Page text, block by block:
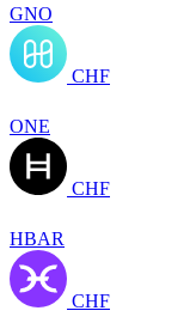
GNO
CHF
ONE
CHF
HBAR
CHF